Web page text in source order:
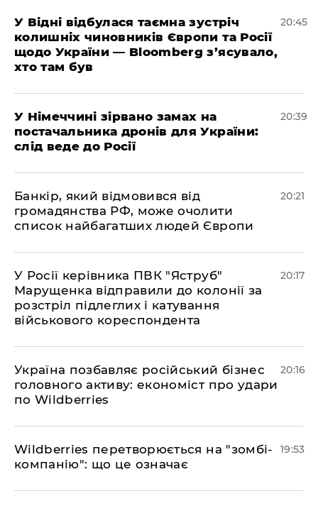
​У Відні відбулася таємна зустріч
колишніх чиновників Європи та Росії
щодо України — Bloomberg з’ясувало,
хто там був
20:45
​У Німеччині зірвано замах на
постачальника дронів для України:
слід веде до Росії
20:39
​Банкір, який відмовився від
громадянства РФ, може очолити
список найбагатших людей Європи
20:21
​У Росії керівника ПВК "Яструб"
Марущенка відправили до колонії за
розстріл підлеглих і катування
військового кореспондента
20:17
​Україна позбавляє російський бізнес
головного активу: економіст про удари
по Wildberries
20:16
​Wildberries перетворюється на "зомбі-
компанію": що це означає
19:53